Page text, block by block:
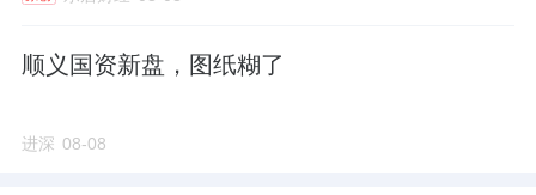
顺义国资新盘，图纸糊了
进深 08-08